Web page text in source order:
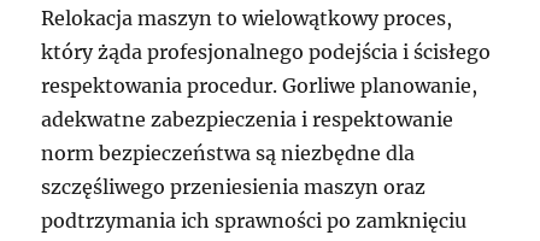
Relokacja maszyn to wielowątkowy proces,
który żąda profesjonalnego podejścia i ścisłego
respektowania procedur. Gorliwe planowanie,
adekwatne zabezpieczenia i respektowanie
norm bezpieczeństwa są niezbędne dla
szczęśliwego przeniesienia maszyn oraz
podtrzymania ich sprawności po zamknięciu